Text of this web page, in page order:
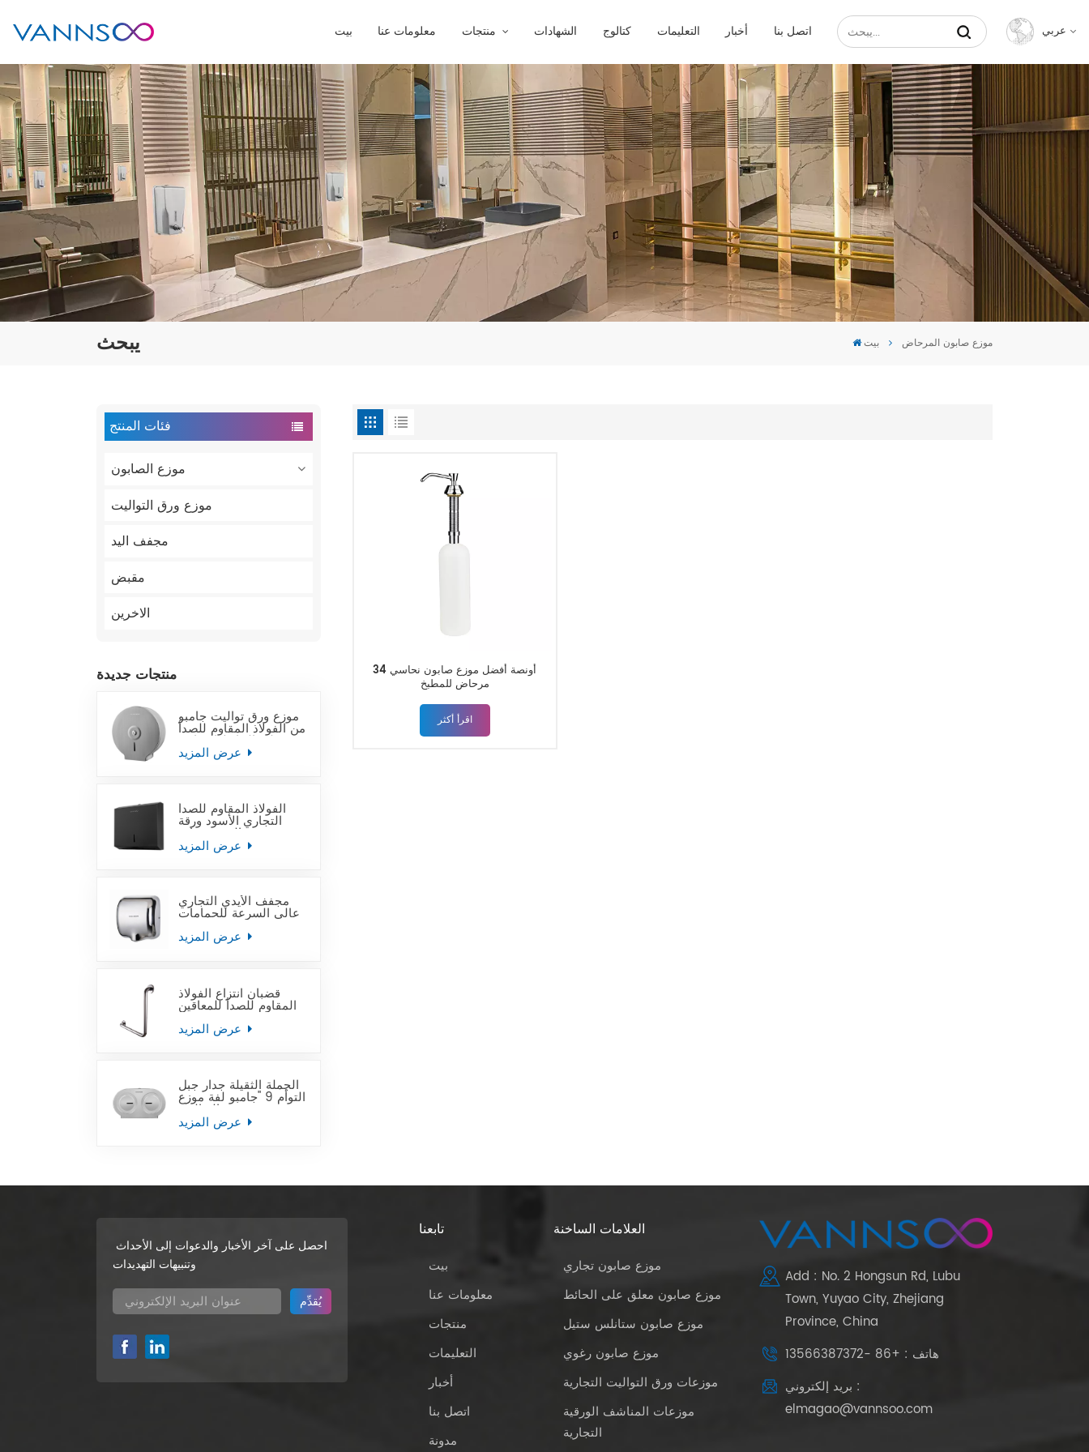
بيت معلومات عنا الشهادات كتالوج التعليمات أخبار اتصل بنا عربي
Français
Español
عربي
يبحث بيت موزع صابون المرحاض
فئات المنتج
موزع الصابون
موزع ورق التواليت
مجفف اليد
مقبض
الاخرين
منتجات جديدة
موزع ورق تواليت جامبو
من الفولاذ المقاوم للصدأ
على الحائط التجاري
الفولاذ المقاوم للصدأ
التجاري الأسود ورقة
منشفة اليد موزعات
مجفف الأيدي التجاري
عالي السرعة للحمامات
قضبان انتزاع الفولاذ
المقاوم للصدأ للمعاقين
الجملة الثقيلة جدار جبل
التوأم 9 "جامبو لفة موزع
ورق التواليت
34 أونصة أفضل موزع صابون نحاسي
مرحاض للمطبخ
اقرأ أكثر
تابعنا
بيت
معلومات عنا
منتجات
التعليمات
أخبار
اتصل بنا
مدونة
العلامات الساخنة
موزع صابون تجاري
موزع صابون معلق على الحائط
موزع صابون ستانلس ستيل
موزع صابون رغوي
موزعات ورق التواليت التجارية
موزعات المناشف الورقية
التجارية
Add : No. 2 Hongsun Rd, Lubu
Town, Yuyao City, Zhejiang
Province, China
هاتف : +86 -13566387372
بريد إلكتروني :
elmagao@vannsoo.com